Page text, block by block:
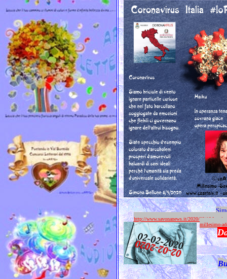
http://www.savonanews.it/2020/03/12/leggi-
millesimo-
B